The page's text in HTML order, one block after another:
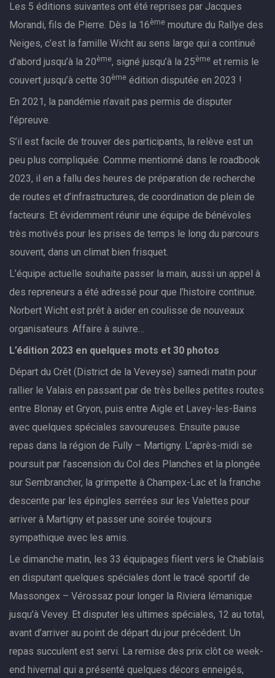
Les 5 éditions suivantes ont été reprises par Jacques
Morandi, fils de Pierre. Dès la 16ème mouture du Rallye des
Neiges, c’est la famille Wicht au sens large qui a continué
d’abord jusqu’à la 20ème, signé jusqu’à la 25ème et remis le
couvert jusqu’à cette 30ème édition disputée en 2023 !
En 2021, la pandémie n’avait pas permis de disputer
l’épreuve.
S’il est facile de trouver des participants, la relève est un
peu plus compliquée. Comme mentionné dans le roadbook
2023, il en a fallu des heures de préparation de recherche
de routes et d’infrastructures, de coordination de plein de
facteurs. Et évidemment réunir une équipe de bénévoles
très motivés pour les prises de temps le long du parcours
souvent, dans un climat bien frisquet.
L’équipe actuelle souhaite passer la main, aussi un appel à
des repreneurs a été adressé pour que l’histoire continue.
Norbert Wicht est prêt à aider en coulisse de nouveaux
organisateurs. Affaire à suivre…
L’édition 2023 en quelques mots et 30 photos
Départ du Crêt (District de la Veveyse) samedi matin pour
rallier le Valais en passant par de très belles petites routes
entre Blonay et Gryon, puis entre Aigle et Lavey-les-Bains
avec quelques spéciales savoureuses. Ensuite pause
repas dans la région de Fully – Martigny. L’après-midi se
poursuit par l’ascension du Col des Planches et la plongée
sur Sembrancher, la grimpette à Champex-Lac et la franche
descente par les épingles serrées sur les Valettes pour
arriver à Martigny et passer une soirée toujours
sympathique avec les amis.
Le dimanche matin, les 33 équipages filent vers le Chablais
en disputant quelques spéciales dont le tracé sportif de
Massongex – Vérossaz pour longer la Riviera lémanique
jusqu’à Vevey. Et disputer les ultimes spéciales, 12 au total,
avant d’arriver au point de départ du jour précédent. Un
repas succulent est servi. La remise des prix clôt ce week-
end hivernal qui a présenté quelques décors enneigés,